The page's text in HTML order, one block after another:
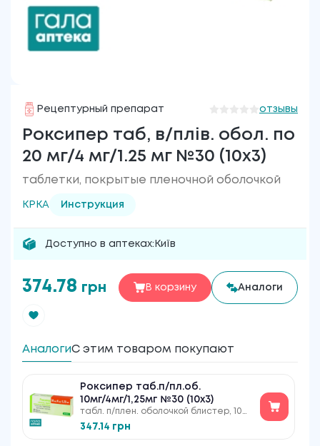
Рецептурный препарат отзывы
Роксипер таб, в/плів. обол. по
20 мг/4 мг/1.25 мг №30 (10х3)
таблетки, покрытые пленочной оболочкой
КРКА Инструкция
Доступно в аптеках: Київ
374.78 грн В корзину Аналоги
АналогиС этим товаром покупают
Роксипер таб.п/пл.об.
10мг/4мг/1,25мг №30 (10х3)
табл. п/плен. оболочкой блистер, 10
мг+4 мг+1,25 мг
347.14 грн